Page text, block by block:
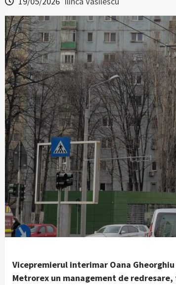
Vicepremierul interimar Oana
Metrorex un management de